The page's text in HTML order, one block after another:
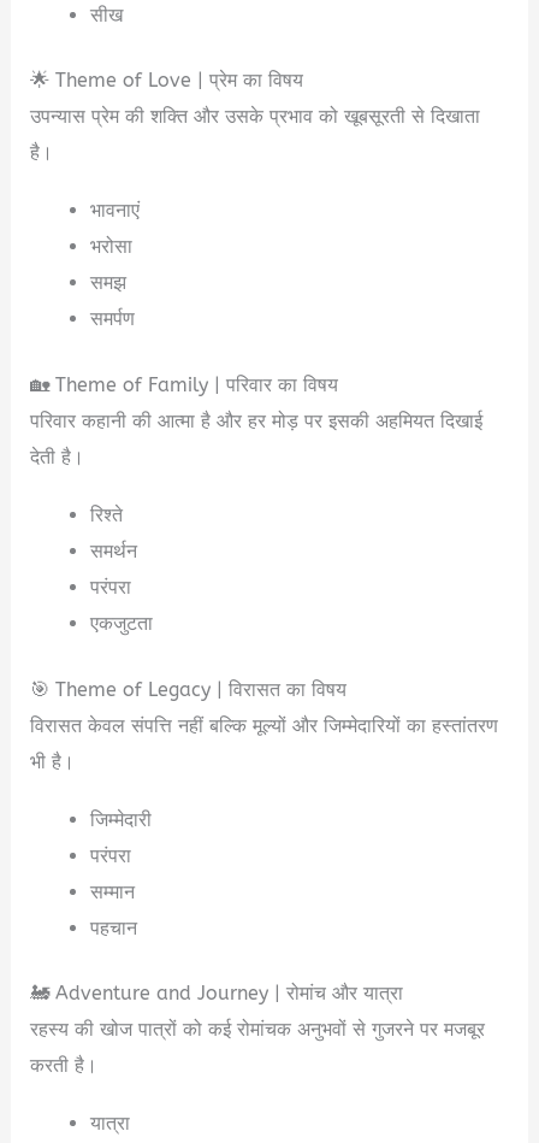
सीख
🌟 Theme of Love | प्रेम का विषय
उपन्यास प्रेम की शक्ति और उसके प्रभाव को खूबसूरती से दिखाता
है।
भावनाएं
भरोसा
समझ
समर्पण
🏡 Theme of Family | परिवार का विषय
परिवार कहानी की आत्मा है और हर मोड़ पर इसकी अहमियत दिखाई
देती है।
रिश्ते
समर्थन
परंपरा
एकजुटता
🎯 Theme of Legacy | विरासत का विषय
विरासत केवल संपत्ति नहीं बल्कि मूल्यों और जिम्मेदारियों का हस्तांतरण
भी है।
जिम्मेदारी
परंपरा
सम्मान
पहचान
🚂 Adventure and Journey | रोमांच और यात्रा
रहस्य की खोज पात्रों को कई रोमांचक अनुभवों से गुजरने पर मजबूर
करती है।
यात्रा